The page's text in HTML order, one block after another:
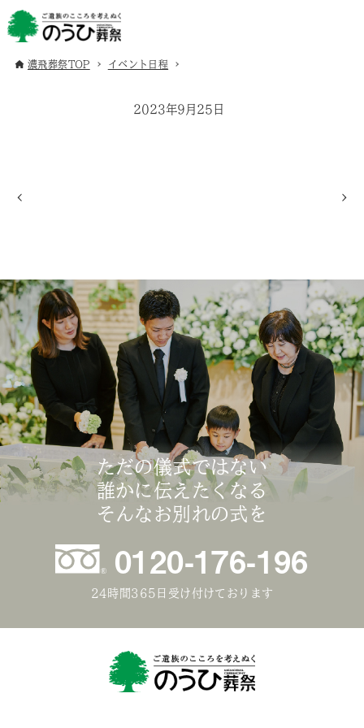
濃飛葬祭TOP イベント日程
2023年9月25日
ただの儀式ではない
誰かに伝えたくなる
そんなお別れの式を
0120-176-196
24時間365日受け付けております